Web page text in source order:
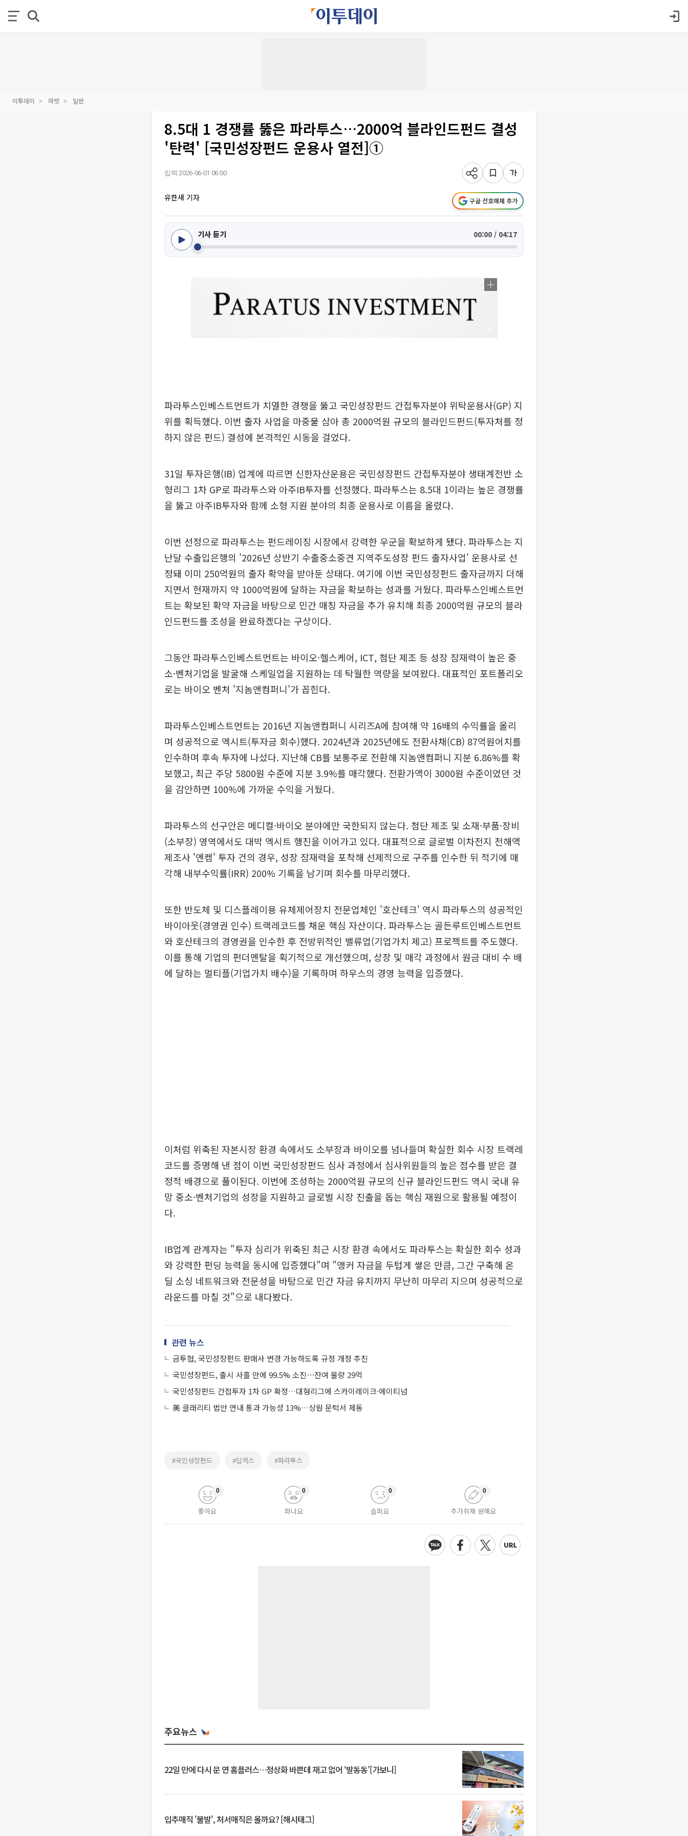
이투데이 마켓 일반
8.5대 1 경쟁률 뚫은 파라투스…2000억 블라인드펀드 결성
'탄력' [국민성장펀드 운용사 열전]①
입력 2026-06-01 06:00
유한새 기자 구글 선호매체 추가
기사 듣기 00:00 / 04:17
파라투스인베스트먼트가 치열한 경쟁을 뚫고 국민성장펀드 간접투자분야 위탁운용사(GP) 지
위를 획득했다. 이번 출자 사업을 마중물 삼아 총 2000억원 규모의 블라인드펀드(투자처를 정
하지 않은 펀드) 결성에 본격적인 시동을 걸었다.
31일 투자은행(IB) 업계에 따르면 신한자산운용은 국민성장펀드 간접투자분야 생태계전반 소
형리그 1차 GP로 파라투스와 아주IB투자를 선정했다. 파라투스는 8.5대 1이라는 높은 경쟁률
을 뚫고 아주IB투자와 함께 소형 지원 분야의 최종 운용사로 이름을 올렸다.
이번 선정으로 파라투스는 펀드레이징 시장에서 강력한 우군을 확보하게 됐다. 파라투스는 지
난달 수출입은행의 '2026년 상반기 수출중소중견 지역주도성장 펀드 출자사업' 운용사로 선
정돼 이미 250억원의 출자 확약을 받아둔 상태다. 여기에 이번 국민성장펀드 출자금까지 더해
지면서 현재까지 약 1000억원에 달하는 자금을 확보하는 성과를 거뒀다. 파라투스인베스트먼
트는 확보된 확약 자금을 바탕으로 민간 매칭 자금을 추가 유치해 최종 2000억원 규모의 블라
인드펀드를 조성을 완료하겠다는 구상이다.
그동안 파라투스인베스트먼트는 바이오·헬스케어, ICT, 첨단 제조 등 성장 잠재력이 높은 중
소·벤처기업을 발굴해 스케일업을 지원하는 데 탁월한 역량을 보여왔다. 대표적인 포트폴리오
로는 바이오 벤처 '지놈앤컴퍼니'가 꼽힌다.
파라투스인베스트먼트는 2016년 지놈앤컴퍼니 시리즈A에 참여해 약 16배의 수익률을 올리
며 성공적으로 엑시트(투자금 회수)했다. 2024년과 2025년에도 전환사채(CB) 87억원어치를
인수하며 후속 투자에 나섰다. 지난해 CB를 보통주로 전환해 지놈앤컴퍼니 지분 6.86%를 확
보했고, 최근 주당 5800원 수준에 지분 3.9%를 매각했다. 전환가액이 3000원 수준이었던 것
을 감안하면 100%에 가까운 수익을 거뒀다.
파라투스의 선구안은 메디컬·바이오 분야에만 국한되지 않는다. 첨단 제조 및 소재·부품·장비
(소부장) 영역에서도 대박 엑시트 행진을 이어가고 있다. 대표적으로 글로벌 이차전지 전해액
제조사 '엔켐' 투자 건의 경우, 성장 잠재력을 포착해 선제적으로 구주를 인수한 뒤 적기에 매
각해 내부수익률(IRR) 200% 기록을 남기며 회수를 마무리했다.
또한 반도체 및 디스플레이용 유체제어장치 전문업체인 '호산테크' 역시 파라투스의 성공적인
바이아웃(경영권 인수) 트랙레코드를 채운 핵심 자산이다. 파라투스는 골든루트인베스트먼트
와 호산테크의 경영권을 인수한 후 전방위적인 밸류업(기업가치 제고) 프로젝트를 주도했다.
이를 통해 기업의 펀더멘탈을 획기적으로 개선했으며, 상장 및 매각 과정에서 원금 대비 수 배
에 달하는 멀티플(기업가치 배수)을 기록하며 하우스의 경영 능력을 입증했다.
이처럼 위축된 자본시장 환경 속에서도 소부장과 바이오를 넘나들며 확실한 회수 시장 트랙레
코드를 증명해 낸 점이 이번 국민성장펀드 심사 과정에서 심사위원들의 높은 점수를 받은 결
정적 배경으로 풀이된다. 이번에 조성하는 2000억원 규모의 신규 블라인드펀드 역시 국내 유
망 중소·벤처기업의 성장을 지원하고 글로벌 시장 진출을 돕는 핵심 재원으로 활용될 예정이
다.
IB업계 관계자는 "투자 심리가 위축된 최근 시장 환경 속에서도 파라투스는 확실한 회수 성과
와 강력한 펀딩 능력을 동시에 입증했다"며 "앵커 자금을 두텁게 쌓은 만큼, 그간 구축해 온
딜 소싱 네트워크와 전문성을 바탕으로 민간 자금 유치까지 무난히 마무리 지으며 성공적으로
라운드를 마칠 것"으로 내다봤다.
관련 뉴스
금투협, 국민성장펀드 판매사 변경 가능하도록 규정 개정 추진
국민성장펀드, 출시 사흘 만에 99.5% 소진⋯잔여 물량 29억
국민성장펀드 간접투자 1차 GP 확정…대형리그에 스카이레이크·에이티넘
美 클래리티 법안 연내 통과 가능성 13%…상원 문턱서 제동
#국민성장펀드 #딥엑스 #파라투스
좋아요
0
화나요
0
슬퍼요
0
추가취재 원해요
0
주요뉴스
22일 만에 다시 문 연 홈플러스…정상화 바쁜데 재고 없어 ‘발동동’[가보니]
입추매직 '불발', 처서매직은 올까요? [해시태그]